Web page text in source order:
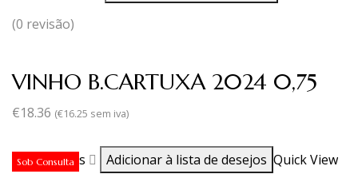
(0 revisão)
VINHO B.CARTUXA 2024 0,75
€18.36 (€16.25 sem iva)
Sob Consulta
Ler mais Adicionar à lista de desejos Quick View